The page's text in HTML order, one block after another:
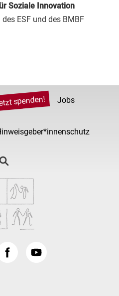
Soziale Innovation
ESF und des BMBF
spenden! Jobs